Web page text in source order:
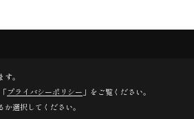
宅・建売・新築戸建てなら WAKO / 和光
。
プライバシーポリシー 」をご覧ください。
選択してください。